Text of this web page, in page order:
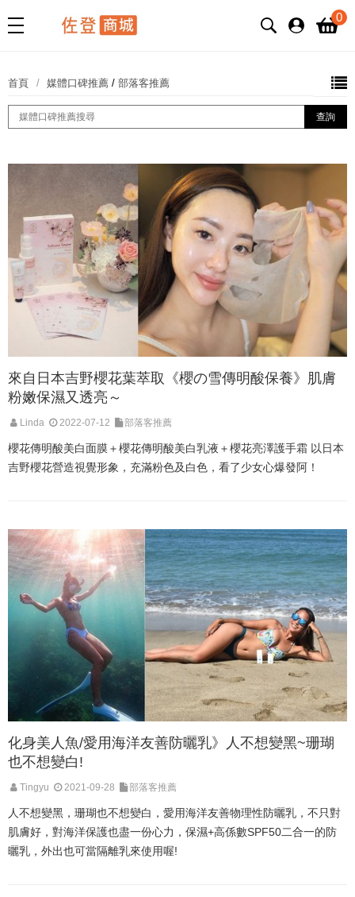
0
首頁 媒體口碑推薦 / 部落客推薦
來自日本吉野櫻花葉萃取《櫻の雪傳明酸保養》肌膚
粉嫩保濕又透亮～
Linda 2022-07-12 部落客推薦
櫻花傳明酸美白面膜＋櫻花傳明酸美白乳液＋櫻花亮澤護手霜 以日本
吉野櫻花營造視覺形象，充滿粉色及白色，看了少女心爆發阿！
化身美人魚/愛用海洋友善防曬乳》人不想變黑~珊瑚
也不想變白!
Tingyu 2021-09-28 部落客推薦
人不想變黑，珊瑚也不想變白，愛用海洋友善物理性防曬乳，不只對
肌膚好，對海洋保護也盡一份心力，保濕+高係數SPF50二合一的防
曬乳，外出也可當隔離乳來使用喔!